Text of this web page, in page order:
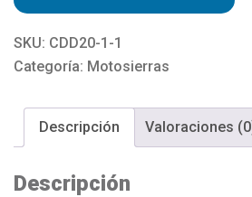
SKU: CDD20-1-1
Categoría: Motosierras
Descripción Valoraciones
Descripción